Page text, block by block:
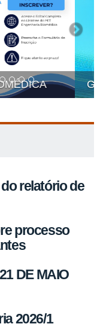
relatório de
processo
DE MAIO
2026/1